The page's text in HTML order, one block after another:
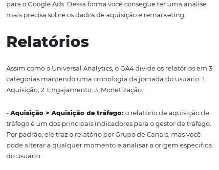
No Universal Analytics os períodos de retenção são: 14
meses, 38 meses, 50 meses e também sem expiração
automática
Por padrão do GA4 Standard, o período de retenção de
de 2 meses e pode ser alterado para 14 meses. Já no
meses.
Vantagens